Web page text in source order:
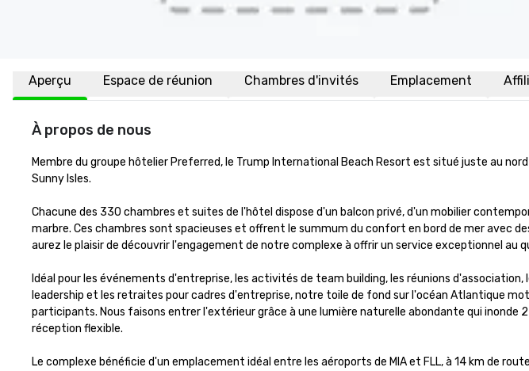
Aperçu Espace de réunion Chambres d'invités Emplacement
À propos de nous
Membre du groupe hôtelier Preferred, le Trump International Beach Resort est situé juste au
Sunny Isles.
Chacune des 330 chambres et suites de l'hôtel dispose d'un balcon privé, d'un mobilier
marbre. Ces chambres sont spacieuses et offrent le summum du confort en bord de mer avec
aurez le plaisir de découvrir l'engagement de notre complexe à offrir un service exceptionnel au
Idéal pour les événements d'entreprise, les activités de team building, les réunions
leadership et les retraites pour cadres d'entreprise, notre toile de fond sur l'océan Atlantique
participants. Nous faisons entrer l'extérieur grâce à une lumière naturelle abondante qui inonde
réception flexible.
Le complexe bénéficie d'un emplacement idéal entre les aéroports de MIA et FLL, à 14 km de